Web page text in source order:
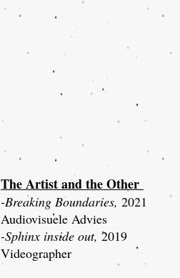
The Artist and the Other
-Breaking Boundaries, 2021
Audiovisuele Advies
-Sphinx inside out, 2019
Videographer